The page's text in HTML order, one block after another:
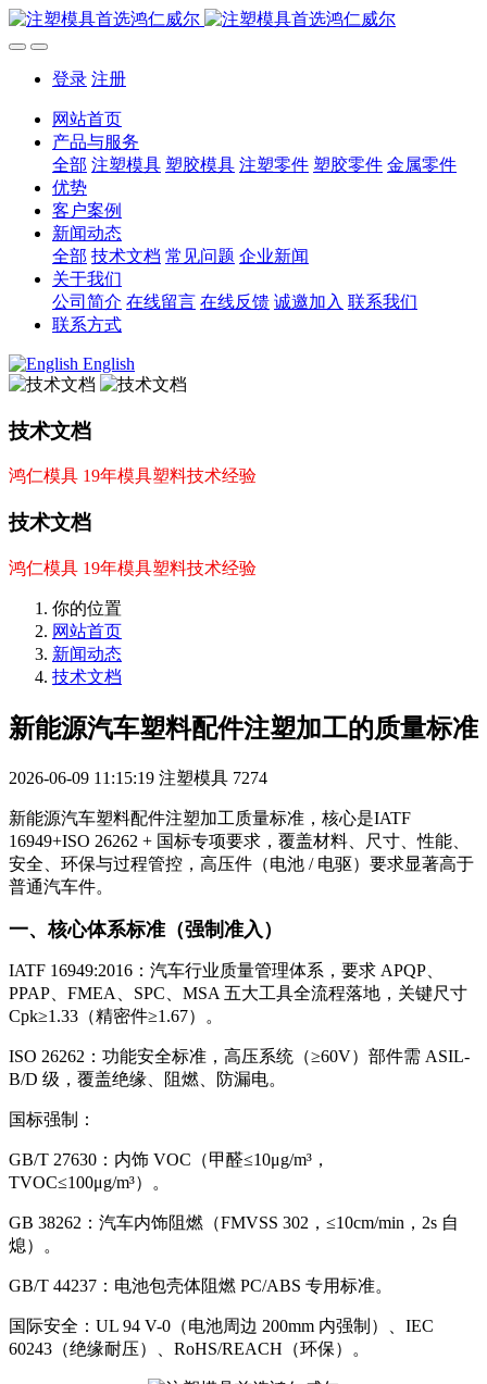
登录 注册
网站首页
产品与服务
全部 注塑模具 塑胶模具 注塑零件 塑胶零件 金属零件
优势
客户案例
新闻动态
全部 技术文档 常见问题 企业新闻
关于我们
公司简介 在线留言 在线反馈 诚邀加入 联系我们
联系方式
English
技术文档
鸿仁模具 19年模具塑料技术经验
技术文档
鸿仁模具 19年模具塑料技术经验
你的位置
网站首页
新闻动态
技术文档
新能源汽车塑料配件注塑加工的质量标准
2026-06-09 11:15:19 注塑模具 7274
新能源汽车塑料配件注塑加工质量标准，核心是IATF
16949+ISO 26262 + 国标专项要求，覆盖材料、尺寸、性能、
安全、环保与过程管控，高压件（电池 / 电驱）要求显著高于
普通汽车件。
一、核心体系标准（强制准入）
IATF 16949:2016：汽车行业质量管理体系，要求 APQP、
PPAP、FMEA、SPC、MSA 五大工具全流程落地，关键尺寸
Cpk≥1.33（精密件≥1.67）。
ISO 26262：功能安全标准，高压系统（≥60V）部件需 ASIL-
B/D 级，覆盖绝缘、阻燃、防漏电。
国标强制：
GB/T 27630：内饰 VOC（甲醛≤10μg/m³，
TVOC≤100μg/m³）。
GB 38262：汽车内饰阻燃（FMVSS 302，≤10cm/min，2s 自
熄）。
GB/T 44237：电池包壳体阻燃 PC/ABS 专用标准。
国际安全：UL 94 V-0（电池周边 200mm 内强制）、IEC
60243（绝缘耐压）、RoHS/REACH（环保）。